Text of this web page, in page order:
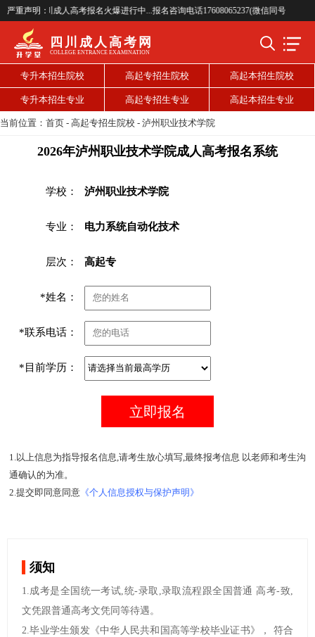
严重声明：
年四川成人高考报名火爆进行中...报名咨询电话17608065237(微信同号)...
四川成人高考网
COLLEGE ENTRANCE EXAMINATION
专升本招生院校 高起专招生院校 高起本招生院校
专升本招生专业 高起专招生专业 高起本招生专业
当前位置： 首页 - 高起专招生院校 - 泸州职业技术学院
2026年泸州职业技术学院成人高考报名系统
学校： 泸州职业技术学院
专业： 电力系统自动化技术
层次： 高起专
*姓名：
*联系电话：
*目前学历：
1.以上信息为指导报名信息,请考生放心填写,最终报考信息 以老师和考生沟
通确认的为准。
2.提交即同意同意 《个人信息授权与保护声明》
须知
1.成考是全国统一考试,统-录取,录取流程跟全国普通 高考-致,
文凭跟普通高考文凭同等待遇。
2.毕业学生颁发《中华人民共和国高等学校毕业证书》， 符合